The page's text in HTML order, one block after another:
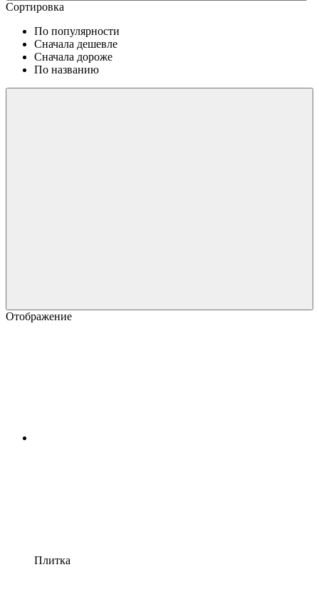
Сортировка
По популярности
Сначала дешевле
Сначала дороже
По названию
Отображение
Плитка